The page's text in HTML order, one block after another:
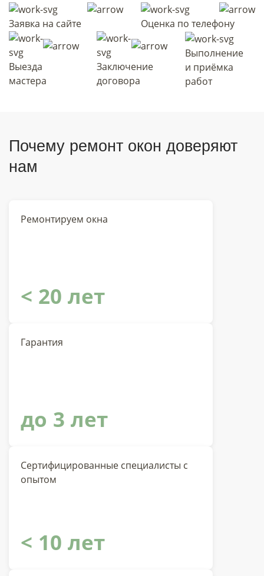
Заявка на сайте Оценка по телефону
Выезда
мастера
Заключение
договора
Выполнение
и приёмка
работ
Почему ремонт окон доверяют
нам
Ремонтируем окна
< 20 лет
Гарантия
до 3 лет
Сертифицированные специалисты с
опытом
< 10 лет